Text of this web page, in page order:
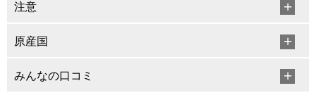
注意
原産国
みんなの口コミ